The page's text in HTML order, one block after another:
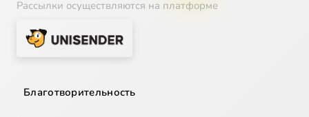
Рассылки осуществляются на платформе
Благотворительность